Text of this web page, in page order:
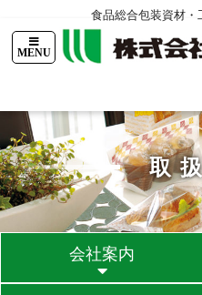
食品総合包装資材・
取
会社案内